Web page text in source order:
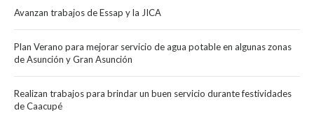
Avanzan trabajos de Essap y la JICA
Plan Verano para mejorar servicio de agua potable en algunas zonas
de Asunción y Gran Asunción
Realizan trabajos para brindar un buen servicio durante festividades
de Caacupé